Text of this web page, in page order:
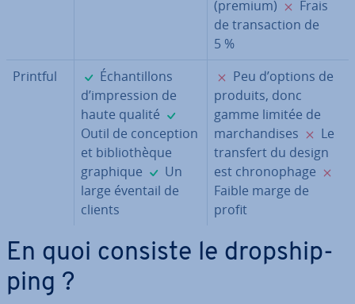
(premium)
✗
Frais
de tran­sac­tion de
5 %
Printful
✓
Échan­til­lons
d’im­pres­sion de
haute qualité
Outil de con­cep­tion
et bi­blio­thèque
graphique
✓
Un
large éventail de
clients
✗
Peu d’options de
produits, donc
gamme limitée de
mar­chan­dises
✗
Le
transfert du design
est chro­no­phage
Faible marge de
profit
En quoi consiste le drop­ship­
ping ?